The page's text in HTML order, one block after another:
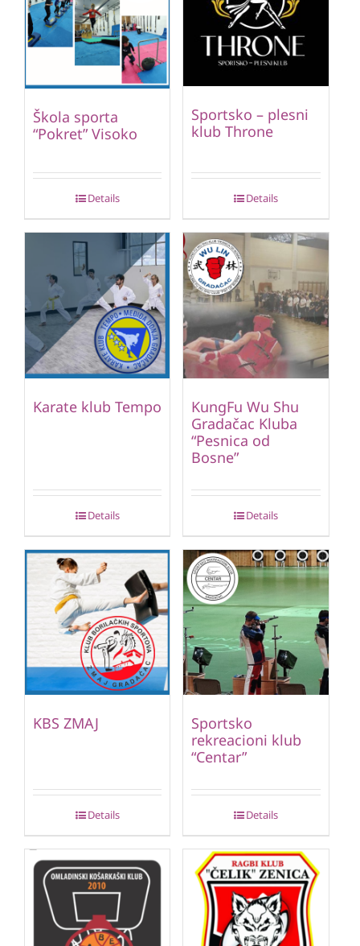
Škola sporta
“Pokret” Visoko
Details
Sportsko – plesni
klub Throne
Details
Karate klub Tempo
Details
KungFu Wu Shu
Gradačac Kluba
“Pesnica od
Bosne”
Details
KBS ZMAJ
Details
Sportsko
rekreacioni klub
“Centar”
Details